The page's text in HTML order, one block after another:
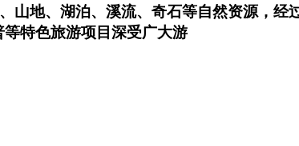
山地、湖泊、溪流、奇石等自然资源，
特色旅游项目深受广大游